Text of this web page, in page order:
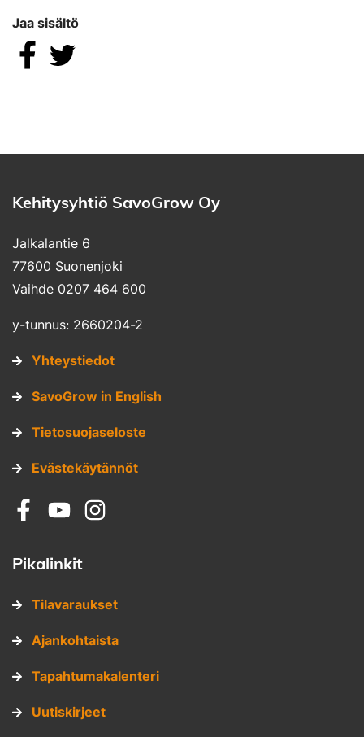
Jaa sisältö
Jaa Facebookissa
Jaa Twitterissä
Kehitysyhtiö SavoGrow Oy
Jalkalantie 6
77600 Suonenjoki
Vaihde 0207 464 600
y-tunnus: 2660204-2
Yhteystiedot
SavoGrow in English
Tietosuojaseloste
Evästekäytännöt
Sosiaalinen media: facebook
Sosiaalinen media: youtube
Sosiaalinen media: instagram
Pikalinkit
Tilavaraukset
Ajankohtaista
Tapahtumakalenteri
Uutiskirjeet